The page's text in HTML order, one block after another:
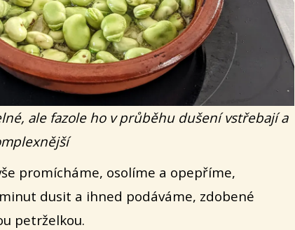
ale fazole ho v průběhu dušení vstřebají a
promícháme, osolíme a opepříme,
dusit a ihned podáváme, zdobené
petrželkou.